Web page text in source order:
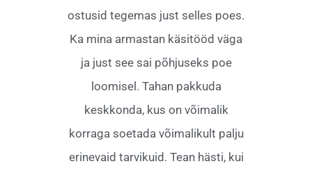
ostusid tegemas just selles poes.
Ka mina armastan käsitööd väga
ja just see sai põhjuseks poe
loomisel. Tahan pakkuda
keskkonda, kus on võimalik
korraga soetada võimalikult palju
erinevaid tarvikuid. Tean hästi, kui